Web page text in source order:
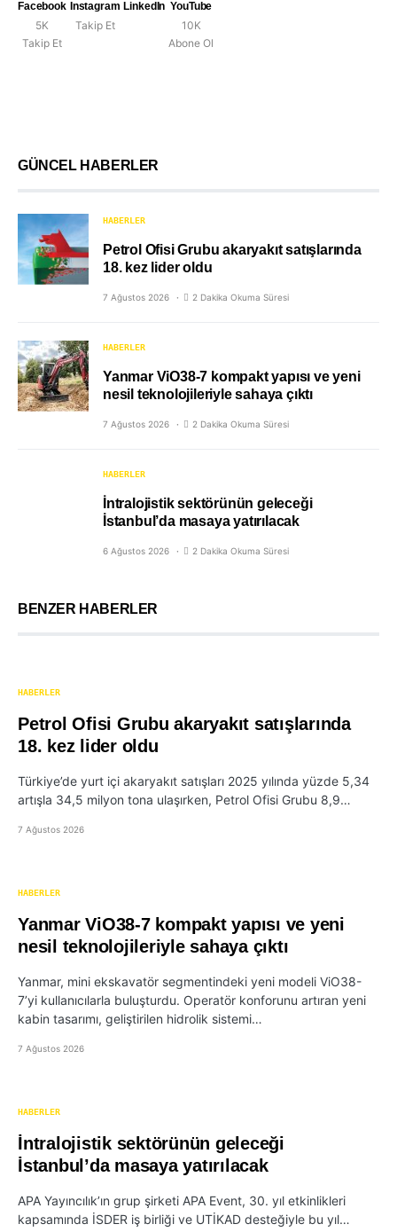
Facebook
5K
Takip Et
Instagram
Takip Et
LinkedIn YouTube
10K
Abone Ol
GÜNCEL HABERLER
HABERLER
Petrol Ofisi Grubu akaryakıt satışlarında
18. kez lider oldu
7 Ağustos 2026 2 Dakika Okuma Süresi
HABERLER
Yanmar ViO38-7 kompakt yapısı ve yeni
nesil teknolojileriyle sahaya çıktı
7 Ağustos 2026 2 Dakika Okuma Süresi
HABERLER
İntralojistik sektörünün geleceği
İstanbul’da masaya yatırılacak
6 Ağustos 2026 2 Dakika Okuma Süresi
BENZER HABERLER
HABERLER
Petrol Ofisi Grubu akaryakıt satışlarında
18. kez lider oldu
Türkiye’de yurt içi akaryakıt satışları 2025 yılında yüzde 5,34
artışla 34,5 milyon tona ulaşırken, Petrol Ofisi Grubu 8,9…
7 Ağustos 2026
HABERLER
Yanmar ViO38-7 kompakt yapısı ve yeni
nesil teknolojileriyle sahaya çıktı
Yanmar, mini ekskavatör segmentindeki yeni modeli ViO38-
7’yi kullanıcılarla buluşturdu. Operatör konforunu artıran yeni
kabin tasarımı, geliştirilen hidrolik sistemi…
7 Ağustos 2026
HABERLER
İntralojistik sektörünün geleceği
İstanbul’da masaya yatırılacak
APA Yayıncılık’ın grup şirketi APA Event, 30. yıl etkinlikleri
kapsamında İSDER iş birliği ve UTİKAD desteğiyle bu yıl…